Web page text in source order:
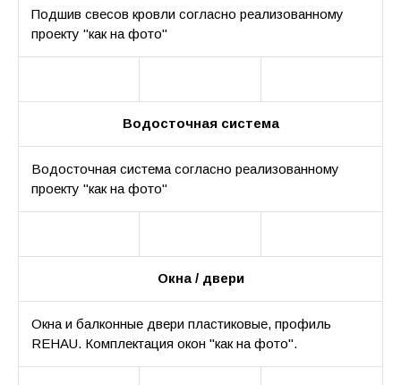
Подшив свесов кровли согласно реализованному
проекту "как на фото"
Водосточная система
Водосточная система согласно реализованному
проекту "как на фото"
Окна / двери
Окна и балконные двери пластиковые, профиль
REHAU. Комплектация окон "как на фото".